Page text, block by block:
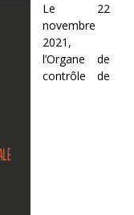
Le 22
novembre
2021,
l’Organe de
contrôle de